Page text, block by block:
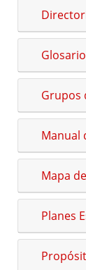
Ofertas a
Bolsas de
Puestos en
Puestos de
Puestos por
Puestos por
Contratos
Personal
Tablón de
Relación de
Escuela de
Glosario
Grupos
Manual
Mapa
Planes